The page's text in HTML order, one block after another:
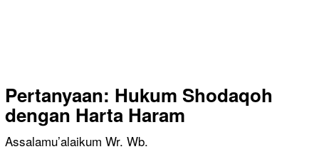
Pertanyaan: Hukum Shodaqoh
dengan Harta Haram
Assalamu’alaikum Wr. Wb.